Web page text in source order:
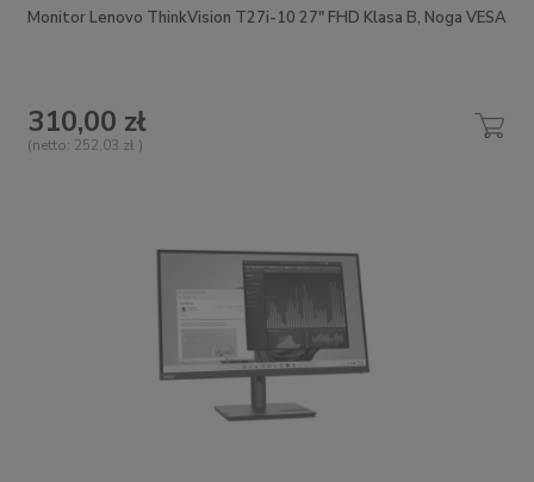
Monitor Lenovo ThinkVision T27i-10 27" FHD Klasa B, Noga VESA
310,00 zł
(netto: 252,03 zł )